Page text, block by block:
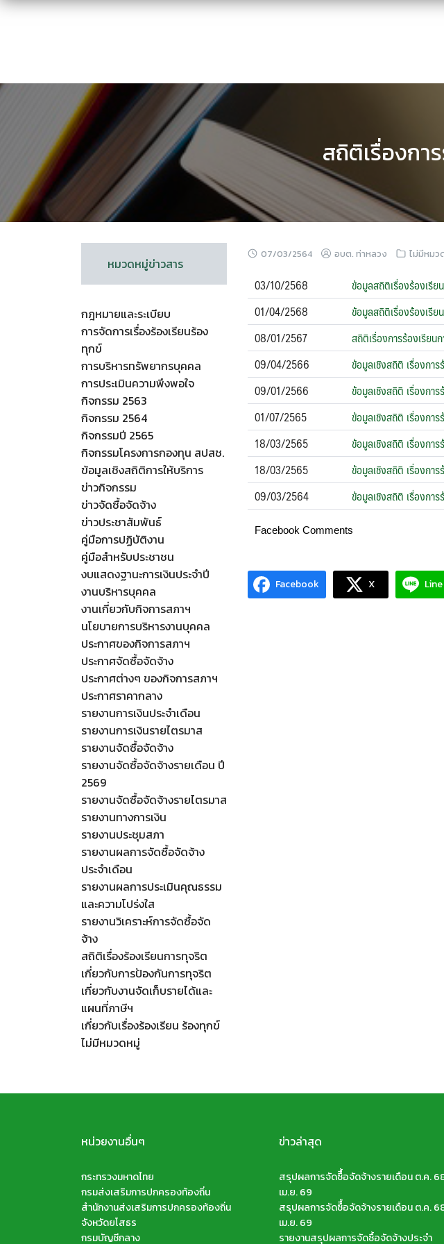
Skip
สถิติเรื่องกา
07/03/2564 อบต. ท่าหลวง ไม่มีหมว
03/10/2568
ข้อมูลสถิติเรื่องร้องเรี
01/04/2568
ข้อมูลสถิติเรื่องร้องเรี
08/01/2567
สถิติเรื่องการร้องเรีย
09/04/2566
ข้อมูลเชิงสถิติ เรื่องกา
09/01/2566
ข้อมูลเชิงสถิติ เรื่องกา
01/07/2565
ข้อมูลเชิงสถิติ เรื่องกา
18/03/2565
ข้อมูลเชิงสถิติ เรื่องกา
18/03/2565
ข้อมูลเชิงสถิติ เรื่องกา
09/03/2564
ข้อมูลเชิงสถิติ เรื่องกา
Facebook Comments
Facebook X Line
หมวดหมู่ข่าวสาร
กฎหมายและระเบียบ
การจัดการเรื่องร้องเรียนร้อง
ทุกข์
การบริหารทรัพยากรบุคคล
การประเมินความพึงพอใจ
กิจกรรม 2563
กิจกรรม 2564
กิจกรรมปี 2565
กิจกรรมโครงการกองทุน สปสช.
ข้อมูลเชิงสถิติการให้บริการ
ข่าวกิจกรรม
ข่าวจัดซื้อจัดจ้าง
ข่าวประชาสัมพันธ์
คู่มือการปฏิบัติงาน
คู่มือสำหรับประชาชน
งบแสดงฐานะการเงินประจำปี
งานบริหารบุคคล
งานเกี่ยวกับกิจการสภาฯ
นโยบายการบริหารงานบุคคล
ประกาศของกิจการสภาฯ
ประกาศจัดซื้อจัดจ้าง
ประกาศต่างๆ ของกิจการสภาฯ
ประกาศราคากลาง
รายงานการเงินประจำเดือน
รายงานการเงินรายไตรมาส
รายงานจัดซื้อจัดจ้าง
รายงานจัดซื้อจัดจ้างรายเดือน ปี
2569
รายงานจัดซื้อจัดจ้างรายไตรมาส
รายงานทางการเงิน
รายงานประชุมสภา
รายงานผลการจัดซื้อจัดจ้าง
ประจำเดือน
รายงานผลการประเมินคุณธรรม
และความโปร่งใส
รายงานวิเคราะห์การจัดซื้อจัด
จ้าง
สถิติเรื่องร้องเรียนการทุจริต
เกี่ยวกับการป้องกันการทุจริต
เกี่ยวกับงานจัดเก็บรายได้และ
แผนที่ภาษีฯ
เกี่ยวกับเรื่องร้องเรียน ร้องทุกข์
ไม่มีหมวดหมู่
หน่วยงานอื่นๆ
กระทรวงมหาดไทย
กรมส่งเสริมการปกครองท้องถิ่น
สำนักงานส่งเสริมการปกครองท้องถิ่น
จังหวัดยโสธร
กรมบัญชีกลาง
ข่าวล่าสุด
สรุปผลการจัดซืื้อจัดจ้างรายเดือน ต.ค.
เม.ย. 69
สรุปผลการจัดซืื้อจัดจ้างรายเดือน ต.ค.
เม.ย. 69
รายงานสรุปผลการจัดซื้อจัดจ้างประจำ